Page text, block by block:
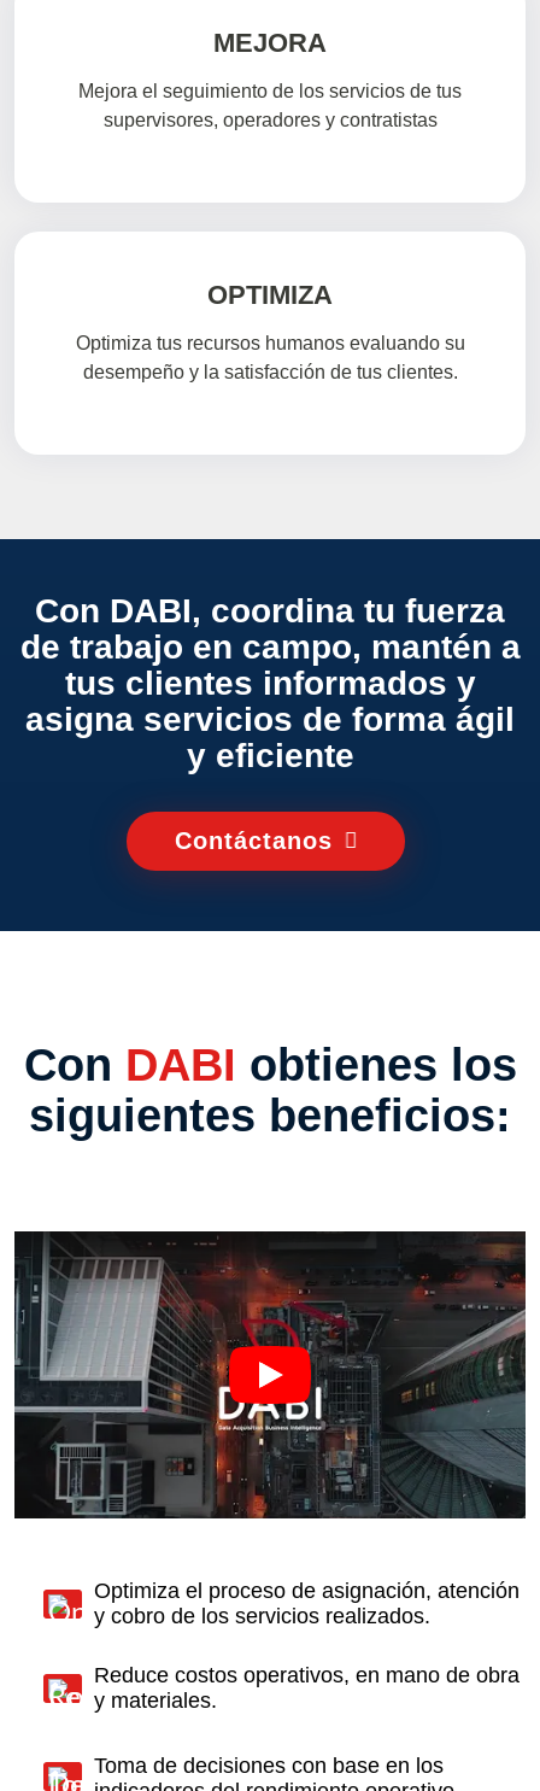
MEJORA
Mejora el seguimiento de los servicios de tus
supervisores, operadores y contratistas
OPTIMIZA
Optimiza tus recursos humanos evaluando su
desempeño y la satisfacción de tus clientes.
Con DABI, coordina tu fuerza
de trabajo en campo, mantén a
tus clientes informados y
asigna servicios de forma ágil
y eficiente
Contáctanos
Con DABI obtienes los
siguientes beneficios:
Optimiza el proceso de asignación, atención
y cobro de los servicios realizados.
Reduce costos operativos, en mano de obra
y materiales.
Toma de decisiones con base en los